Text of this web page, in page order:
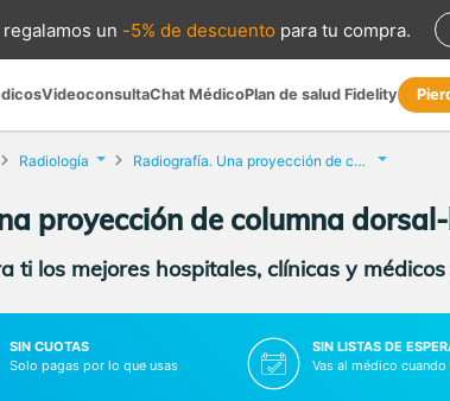
un -5% de descuento para tu compra.
VideoconsultaChat MédicoPlan de salud Fidelity
Radiología Radiografía. Una proyección de columna dorsal-lumbar
proyección de columna
ti los mejores hospitales, clínicas y
SIN CUOTAS
Solo pagas por lo que usas
SIN LISTAS DE
Vas al médico